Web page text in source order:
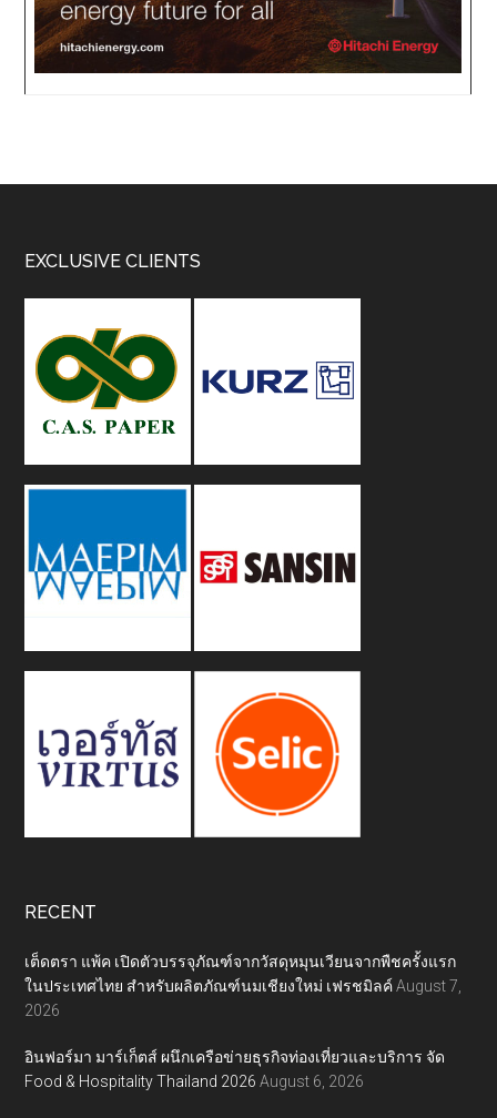
Footer
EXCLUSIVE CLIENTS
RECENT
เต็ดตรา แพ้ค เปิดตัวบรรจุภัณฑ์จากวัสดุหมุนเวียนจากพืชครั้งแรก
ในประเทศไทย สำหรับผลิตภัณฑ์นมเชียงใหม่ เฟรชมิลค์ August 7,
2026
อินฟอร์มา มาร์เก็ตส์ ผนึกเครือข่ายธุรกิจท่องเที่ยวและบริการ จัด
Food & Hospitality Thailand 2026 August 6, 2026